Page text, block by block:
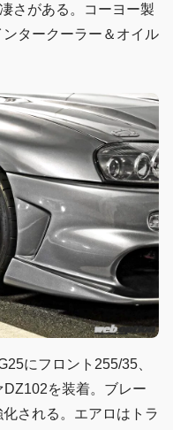
さがある。コーヨー製
タークーラー＆オイル
にフロント255/35、
を装着。ブレー
される。エアロはトラ